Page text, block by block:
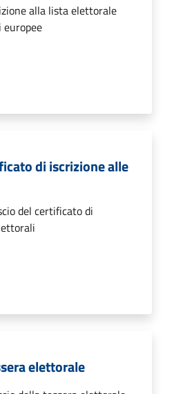
alla lista elettorale
di iscrizione alle
del certificato di
elettorale